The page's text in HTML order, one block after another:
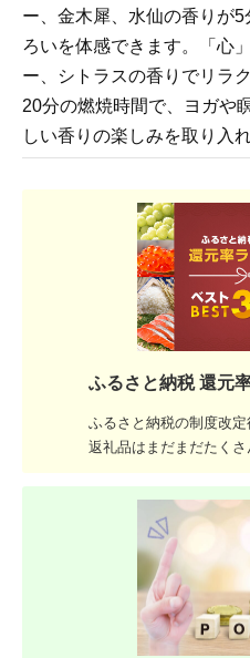
ー、金木犀、水仙の香りが
ろいを体感できます。「心
ー、シトラスの香りでリラ
20分の燃焼時間で、ヨガや
しい香りの楽しみを取り入
ふるさと納税 還元
ふるさと納税の制度改定
返礼品はまだまだたくさ